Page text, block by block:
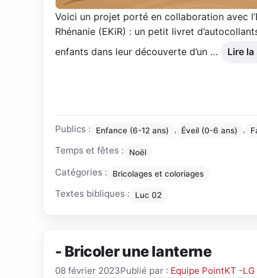
Voici un projet porté en collaboration avec
Rhénanie (EKiR) : un petit livret
enfants dans leur découverte d’un …
Lire
Publics : Enfance (6-12 ans) , Éveil (0-6 ans) ,
Temps et fêtes : Noël
Catégories : Bricolages et coloriages
Textes bibliques : Luc 02
- Bricoler une lanterne
08 février 2023Publié par : Equipe PointKT -LG